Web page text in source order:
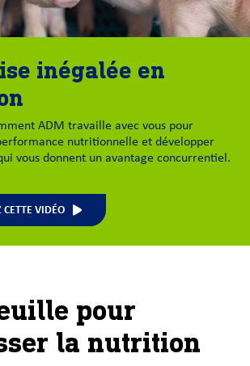
inégalée en
ADM travaille avec vous pour
nutritionnelle et développer
vous donnent un avantage concurrentiel.
CETTE VIDÉO
pour
la nutrition